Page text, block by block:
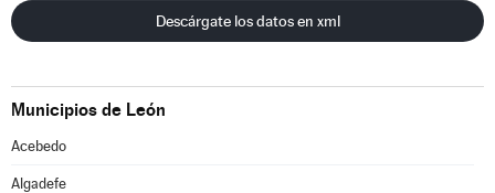
Descárgate los datos en xml
Municipios de León
Acebedo
Algadefe